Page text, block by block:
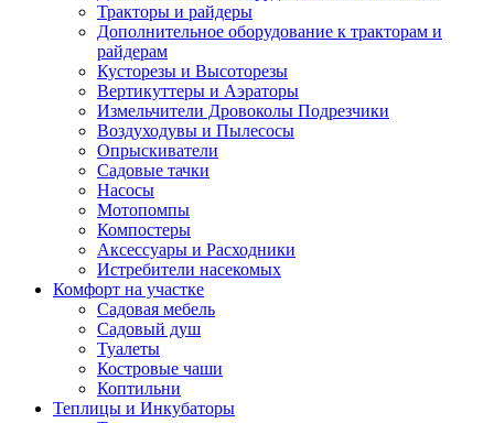
Тракторы и райдеры
Дополнительное оборудование к тракторам и
райдерам
Кусторезы и Высоторезы
Вертикуттеры и Аэраторы
Измельчители Дровоколы Подрезчики
Воздуходувы и Пылесосы
Опрыскиватели
Садовые тачки
Насосы
Мотопомпы
Компостеры
Аксессуары и Расходники
Истребители насекомых
Комфорт на участке
Садовая мебель
Садовый душ
Туалеты
Костровые чаши
Коптильни
Теплицы и Инкубаторы